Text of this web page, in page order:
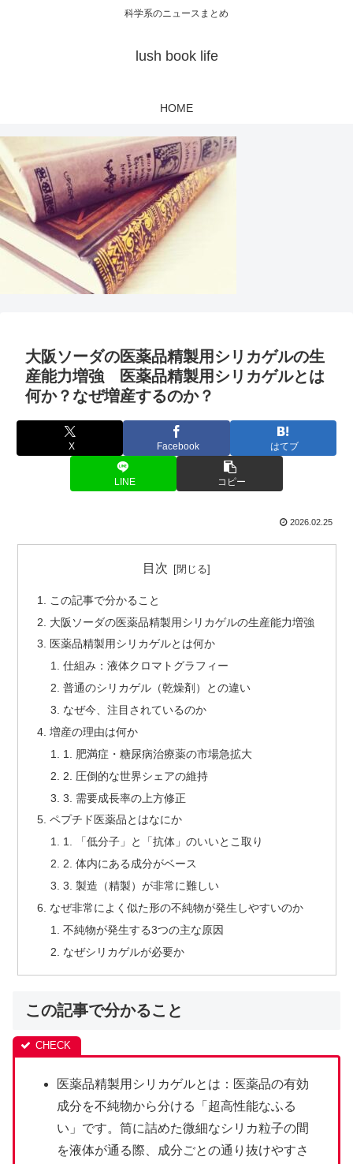
科学系のニュースまとめ
lush book life
HOME
大阪ソーダの医薬品精製用シリカゲルの生
産能力増強 医薬品精製用シリカゲルとは
何か？なぜ増産するのか？
X Facebook はてブ
LINE コピー
2026.02.25
目次
この記事で分かること
大阪ソーダの医薬品精製用シリカゲルの生産能力増強
医薬品精製用シリカゲルとは何か
仕組み：液体クロマトグラフィー
普通のシリカゲル（乾燥剤）との違い
なぜ今、注目されているのか
増産の理由は何か
1. 肥満症・糖尿病治療薬の市場急拡大
2. 圧倒的な世界シェアの維持
3. 需要成長率の上方修正
ペプチド医薬品とはなにか
1. 「低分子」と「抗体」のいいとこ取り
2. 体内にある成分がベース
3. 製造（精製）が非常に難しい
なぜ非常によく似た形の不純物が発生しやすいのか
不純物が発生する3つの主な原因
なぜシリカゲルが必要か
この記事で分かること
医薬品精製用シリカゲルとは：医薬品の有効
成分を不純物から分ける「超高性能なふる
い」です。筒に詰めた微細なシリカ粒子の間
を液体が通る際、成分ごとの通り抜けやすさ